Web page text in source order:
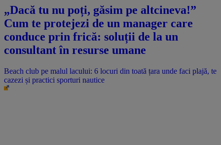
„Dacă tu nu poți, găsim pe altcineva!”
Cum te protejezi de un manager care
conduce prin frică: soluții de la un
consultant în resurse umane
Beach club pe malul lacului: 6 locuri din toată țara unde faci plajă, te
cazezi și practici sporturi nautice